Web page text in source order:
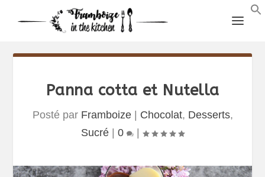
Panna cotta et Nutella
Posté par Framboize| Chocolat, Desserts,
Sucré
0